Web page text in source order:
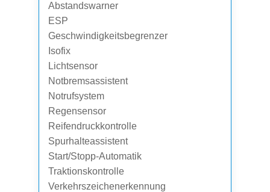
Abstandswarner
ESP
Geschwindigkeitsbegrenzer
Isofix
Lichtsensor
Notbremsassistent
Notrufsystem
Regensensor
Reifendruckkontrolle
Spurhalteassistent
Start/Stopp-Automatik
Traktionskontrolle
Verkehrszeichenerkennung